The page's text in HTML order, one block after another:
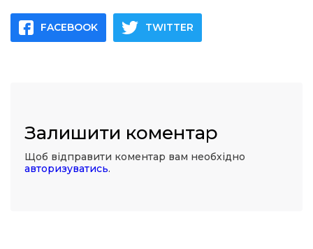
FACEBOOK TWITTER
Залишити коментар
Щоб відправити коментар вам необхідно
авторизуватись.